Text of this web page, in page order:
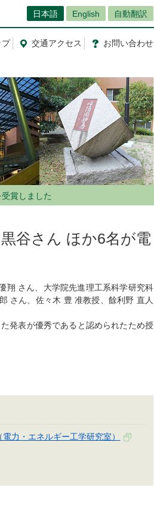
日本語 English 自動翻訳
プ 交通アクセス お問い合わせ
賞しました
谷さん ほか6名が電
翔 さん、大学院先進理工系科学研究科
さん、佐々木 豊 准教授、餘利野 直人
発表が優秀であると認められたため授
（電力・エネルギー工学研究室）